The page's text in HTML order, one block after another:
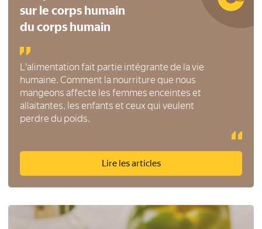
sur le corps humain
du corps humain
L'alimentation fait partie intégrante de la vie
humaine. Comment la nourriture que nous
mangeons affecte les femmes enceintes et
allaitantes, les enfants et ceux qui veulent
perdre du poids.
Lire les articles